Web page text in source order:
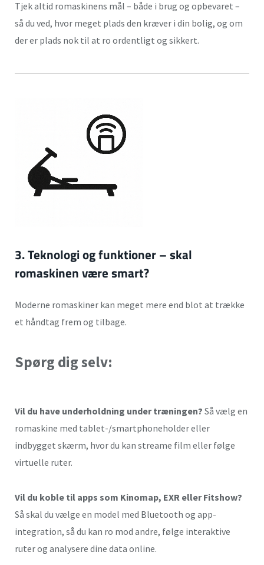
Tjek altid romaskinens mål – både i brug og opbevaret –
så du ved, hvor meget plads den kræver i din bolig, og om
der er plads nok til at ro ordentligt og sikkert.
3. Teknologi og funktioner – skal
romaskinen være smart?
Moderne romaskiner kan meget mere end blot at trække
et håndtag frem og tilbage.
Spørg dig selv:
Vil du have underholdning under træningen? Så vælg en
romaskine med tablet-/smartphoneholder eller
indbygget skærm, hvor du kan streame film eller følge
virtuelle ruter.
Vil du koble til apps som Kinomap, EXR eller Fitshow?
Så skal du vælge en model med Bluetooth og app-
integration, så du kan ro mod andre, følge interaktive
ruter og analysere dine data online.